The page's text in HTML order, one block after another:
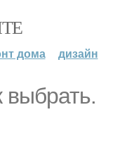
дома дизайн
выбрать.